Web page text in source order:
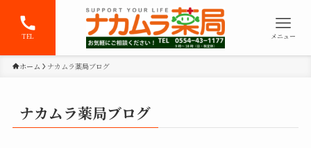
TEL メニュー
ホーム ナカムラ薬局ブログ
ナカムラ薬局ブログ